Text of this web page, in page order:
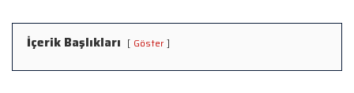
İçerik Başlıkları Göster